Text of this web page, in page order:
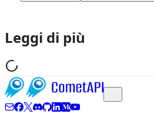
Leggi di più